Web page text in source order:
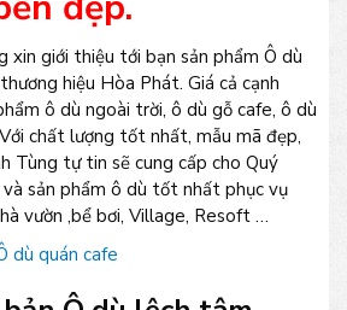
xin giới thiệu tới bạn sản phẩm Ô dù
hiệu Hòa Phát. Giá cả cạnh
ô dù ngoài trời, ô dù gỗ cafe, ô dù
chất lượng tốt nhất, mẫu mã đẹp,
Tùng tự tin sẽ cung cấp cho Quý
và sản phẩm ô dù tốt nhất phục vụ
vườn ,bể bơi, Village, Resoft …
dù quán cafe